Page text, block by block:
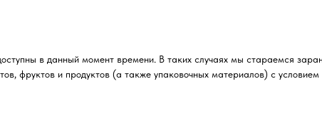
в данный момент времени. В таких случаях мы стараемся
фруктов и продуктов (а также упаковочных материалов) с